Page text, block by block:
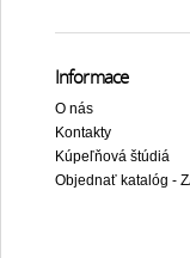
Informace
O nás
Kontakty
Kúpeľňová štúdiá
Objednať katalóg -